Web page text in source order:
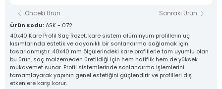
Tüm hakkı saklıdır. Sitemizde kullanılan tüm içerik ve görseller
Asfors Endüstri Alüminyum Mimari ve Korkuluk Sistemleri'ne ait olup izinsiz kullanımı hukuki yaptırıma tabidir.
Önceki Ürün Sonraki Ürün
Ürün Kodu:ASK - 072
40x40 Kare Profil Saç Rozet, kare sistem alüminyum profillerin uç
kısımlarında estetik ve dayanıklı bir sonlandırma sağlamak için
tasarlanmıştır. 40x40 mm ölçülerindeki kare profillerle tam uyumlu olan
bu ürün, saç malzemeden üretildiği için hem hafiflik hem de yüksek
mukavemet sunar. Profil sistemlerinde sonlandırma işlemlerini
tamamlayarak yapının genel estetiğini güçlendirir ve profilleri dış
etkenlere karşı korur.